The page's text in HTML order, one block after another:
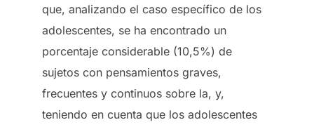
que, analizando el caso específico de los
adolescentes, se ha encontrado un
porcentaje considerable (10,5%) de
sujetos con pensamientos graves,
frecuentes y continuos sobre la, y,
teniendo en cuenta que los adolescentes